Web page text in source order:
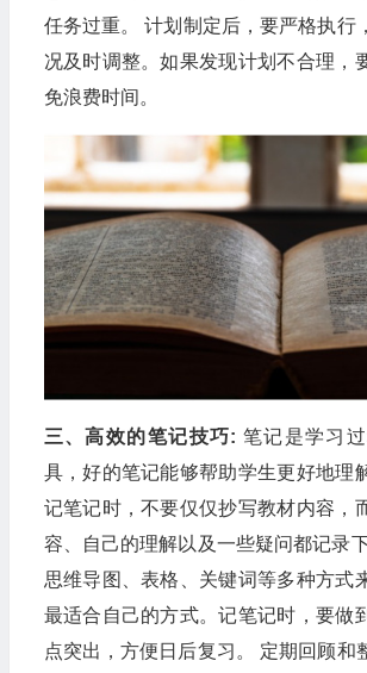
任务过重。 计划制定后，要严格执行
况及时调整。如果发现计划不合理，
免浪费时间。
三、高效的笔记技巧: 笔记是学习
具，好的笔记能够帮助学生更好地理
记笔记时，不要仅仅抄写教材内容，
容、自己的理解以及一些疑问都记录
思维导图、表格、关键词等多种方式
最适合自己的方式。记笔记时，要做
点突出，方便日后复习。 定期回顾和